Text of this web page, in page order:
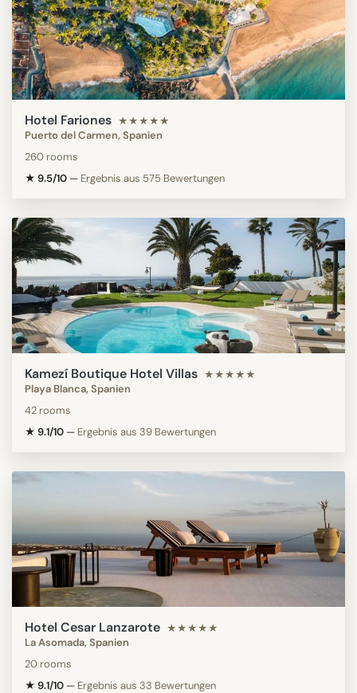
Hotel Fariones ★★★★★
Puerto del Carmen, Spanien
260 rooms
★ 9.5/10 — Ergebnis aus 575 Bewertungen
Kamezí Boutique Hotel Villas ★★★★★
Playa Blanca, Spanien
42 rooms
★ 9.1/10 — Ergebnis aus 39 Bewertungen
Hotel Cesar Lanzarote ★★★★★
La Asomada, Spanien
20 rooms
★ 9.1/10 — Ergebnis aus 33 Bewertungen